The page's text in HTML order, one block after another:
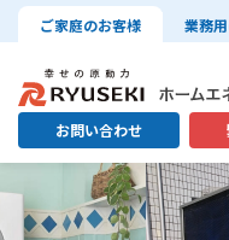
ご家庭のお客様 業務
お問い合わせ